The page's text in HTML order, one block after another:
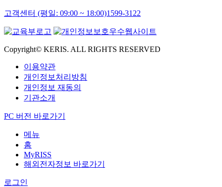
고객센터 (평일: 09:00 ~ 18:00)1599-3122
Copyright© KERIS. ALL RIGHTS RESERVED
이용약관
개인정보처리방침
개인정보 재동의
기관소개
PC 버전 바로가기
메뉴
홈
MyRISS
해외전자정보 바로가기
로그인